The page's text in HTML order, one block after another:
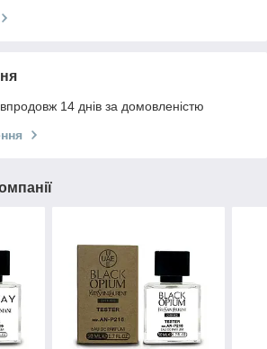
14 днів за домовленістю